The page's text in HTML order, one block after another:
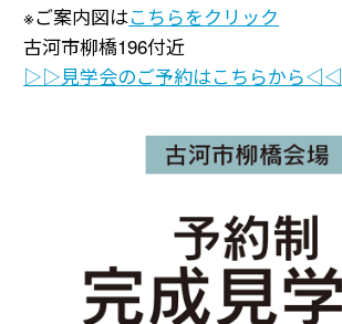
※ご案内図はこちらをクリック
古河市柳橋196付近
▷▷見学会のご予約はこちらから◁◁